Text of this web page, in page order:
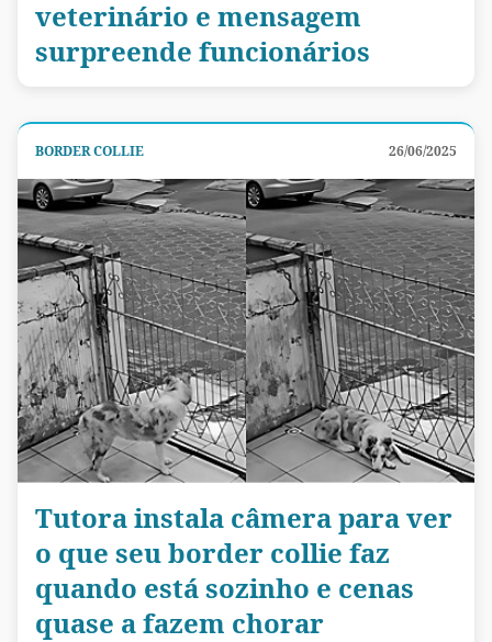
veterinário e mensagem
surpreende funcionários
BORDER COLLIE 26/06/2025
Tutora instala câmera para ver
o que seu border collie faz
quando está sozinho e cenas
quase a fazem chorar